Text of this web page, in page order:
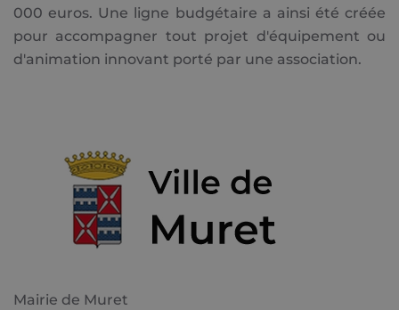
000 euros. Une ligne budgétaire a ainsi été créée
pour accompagner tout projet d'équipement ou
d'animation innovant porté par une association.
Mairie de Muret